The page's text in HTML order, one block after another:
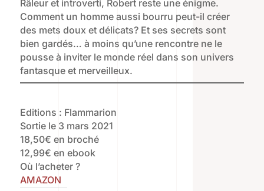
Râleur et introverti, Robert reste une énigme.
Comment un homme aussi bourru peut-il créer
des mets doux et délicats? Et ses secrets sont
bien gardés… à moins qu’une rencontre ne le
pousse à inviter le monde réel dans son univers
fantasque et merveilleux.
Editions : Flammarion
Sortie le 3 mars 2021
18,50€ en broché
12,99€ en ebook
Où l’acheter ?
AMAZON